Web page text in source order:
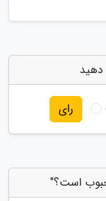
دهید
رای
است؟"